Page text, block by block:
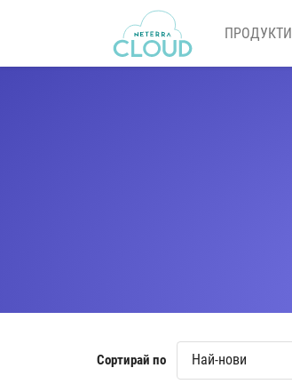
ПРОДУКТИ
Сортирай по Най-нови